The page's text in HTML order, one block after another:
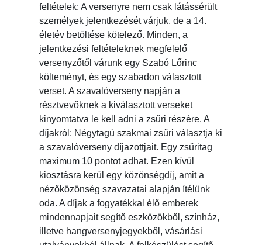
feltételek: A versenyre nem csak látássérült
személyek jelentkezését várjuk, de a 14.
életév betöltése kötelező. Minden, a
jelentkezési feltételeknek megfelelő
versenyzőtől várunk egy Szabó Lőrinc
költeményt, és egy szabadon választott
verset. A szavalóverseny napján a
résztvevőknek a kiválasztott verseket
kinyomtatva le kell adni a zsűri részére. A
díjakról: Négytagú szakmai zsűri választja ki
a szavalóverseny díjazottjait. Egy zsűritag
maximum 10 pontot adhat. Ezen kívül
kiosztásra kerül egy közönségdíj, amit a
nézőközönség szavazatai alapján ítélünk
oda. A díjak a fogyatékkal élő emberek
mindennapjait segítő eszközökből, színház,
illetve hangversenyjegyekből, vásárlási